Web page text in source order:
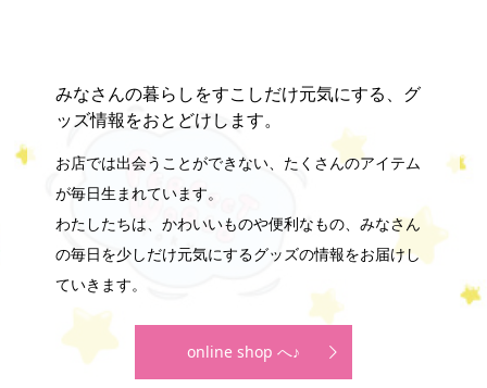
みなさんの暮らしをすこしだけ元気にする、グ
ッズ情報をおとどけします。
お店では出会うことができない、たくさんのアイテム
が毎日生まれています。
わたしたちは、かわいいものや便利なもの、みなさん
の毎日を少しだけ元気にするグッズの情報をお届けし
ていきます。
online shop へ♪